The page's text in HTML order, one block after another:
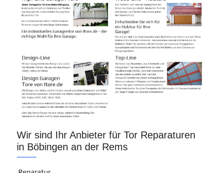
Wir sind Ihr Anbieter für Tor Reparaturen
in Böbingen an der Rems